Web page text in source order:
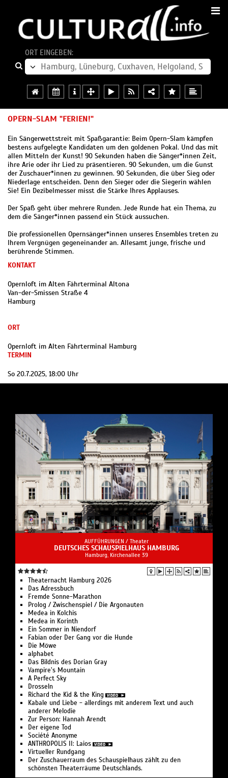
ORT EINGEBEN:
OPERN-SLAM "FERIEN!"
Ein Sängerwettstreit mit Spaßgarantie: Beim Opern-Slam kämpfen
bestens aufgelegte Kandidaten um den goldenen Pokal. Und das mit
allen Mitteln der Kunst! 90 Sekunden haben die Sänger*innen Zeit,
ihre Arie oder ihr Lied zu präsentieren. 90 Sekunden, um die Gunst
der Zuschauer*innen zu gewinnen. 90 Sekunden, die über Sieg oder
Niederlage entscheiden. Denn den Sieger oder die Siegerin wählen
Sie! Ein Dezibelmesser misst die Stärke Ihres Applauses.
Der Spaß geht über mehrere Runden. Jede Runde hat ein Thema, zu
dem die Sänger*innen passend ein Stück aussuchen.
Die professionellen Opernsänger*innen unseres Ensembles treten zu
Ihrem Vergnügen gegeneinander an. Allesamt junge, frische und
berührende Stimmen.
KONTAKT
Opernloft im Alten Fährterminal Altona
Van-der-Smissen Straße 4
Hamburg
ORT
Opernloft im Alten Fährterminal Hamburg
TERMIN
So 20.7.2025, 18:00 Uhr
AUFFÜHRUNGEN / Theater
DEUTSCHES SCHAUSPIELHAUS HAMBURG
Hamburg, Kirchenallee 39
Theaternacht Hamburg 2026
Das Adressbuch
Fremde Sonne-Marathon
Prolog / Zwischenspiel / Die Argonauten
Medea in Kolchis
Medea in Korinth
Ein Sommer in Niendorf
Fabian oder Der Gang vor die Hunde
Die Möwe
alphabet
Das Bildnis des Dorian Gray
Vampire’s Mountain
A Perfect Sky
Drosseln
Richard the Kid & the King
Kabale und Liebe - allerdings mit anderem Text und auch
anderer Melodie
Zur Person: Hannah Arendt
Der eigene Tod
Société Anonyme
ANTHROPOLIS II: Laios
Virtueller Rundgang
Der Zuschauerraum des Schauspielhaus zählt zu den
schönsten Theaterräume Deutschlands.